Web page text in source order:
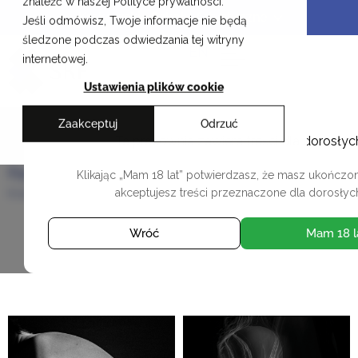
Jeśli odmówisz, Twoje informacje nie będą
śledzone podczas odwiedzania tej witryny
internetowej.
Ustawienia plików cookie
Zaakceptuj Odrzuć
Przejdź
treści
Krakowskie Szkoły Artystyczne
EN
Ta pracownia zawiera treści dla
Klikając „Mam 18 lat” potwierdzasz, że masz
akceptujesz treści przeznaczone dla
Wróć Mam 18
Szymon Treliński
Dyplom Szkoły Kreatywnej Fotografii
Krakowskie Szkoły Artystyczne